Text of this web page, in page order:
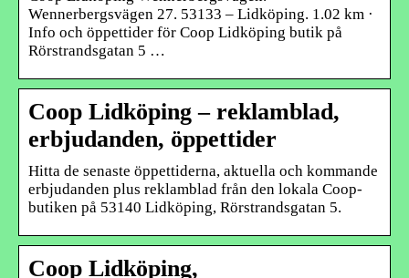
Wennerbergsvägen 27. 53133 – Lidköping. 1.02 km ·
Info och öppettider för Coop Lidköping butik på
Rörstrandsgatan 5 …
Coop Lidköping – reklamblad,
erbjudanden, öppettider
Hitta de senaste öppettiderna, aktuella och kommande
erbjudanden plus reklamblad från den lokala Coop-
butiken på 53140 Lidköping, Rörstrandsgatan 5.
Coop Lidköping,